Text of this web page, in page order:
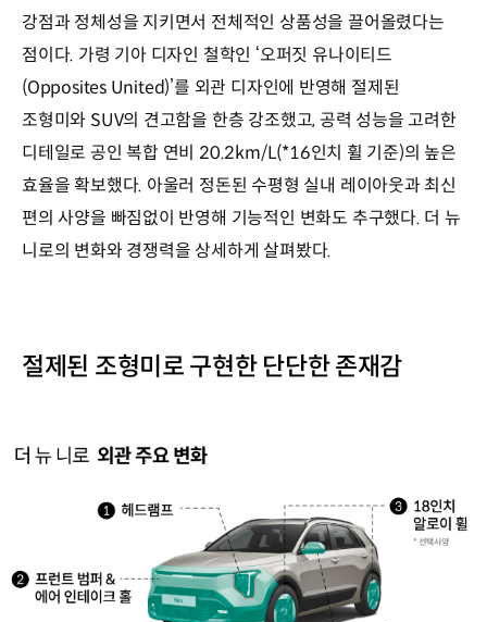
강점과 정체성을 지키면서 전체적인 상품성을 끌어올렸다는
점이다. 가령 기아 디자인 철학인 ‘오퍼짓 유나이티드
(Opposites United)’를 외관 디자인에 반영해 절제된
조형미와 SUV의 견고함을 한층 강조했고, 공력 성능을 고려한
디테일로 공인 복합 연비 20.2km/L(*16인치 휠 기준)의 높은
효율을 확보했다. 아울러 정돈된 수평형 실내 레이아웃과 최신
편의 사양을 빠짐없이 반영해 기능적인 변화도 추구했다. 더 뉴
니로의 변화와 경쟁력을 상세하게 살펴봤다.
절제된 조형미로 구현한 단단한 존재감